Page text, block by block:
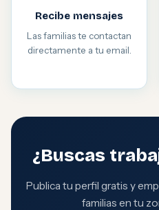
Recibe mensajes
Las familias te contactan
directamente a tu email.
¿Buscas
Publica tu perfil gratis y
familias en tu